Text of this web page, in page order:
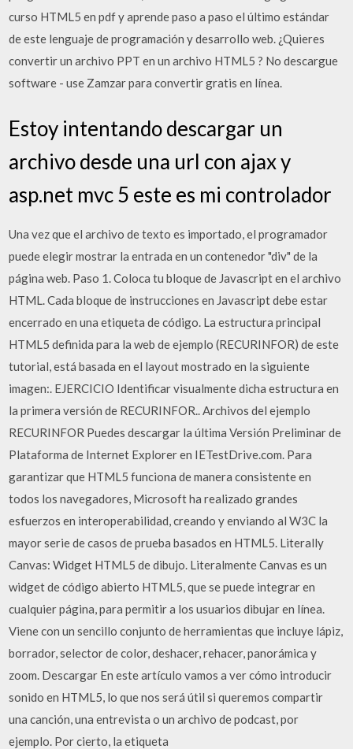
curso HTML5 en pdf y aprende paso a paso el último estándar
de este lenguaje de programación y desarrollo web. ¿Quieres
convertir un archivo PPT en un archivo HTML5 ? No descargue
software - use Zamzar para convertir gratis en línea.
Estoy intentando descargar un
archivo desde una url con ajax y
asp.net mvc 5 este es mi controlador
Una vez que el archivo de texto es importado, el programador
puede elegir mostrar la entrada en un contenedor "div" de la
página web. Paso 1. Coloca tu bloque de Javascript en el archivo
HTML. Cada bloque de instrucciones en Javascript debe estar
encerrado en una etiqueta de código. La estructura principal
HTML5 definida para la web de ejemplo (RECURINFOR) de este
tutorial, está basada en el layout mostrado en la siguiente
imagen:. EJERCICIO Identificar visualmente dicha estructura en
la primera versión de RECURINFOR.. Archivos del ejemplo
RECURINFOR Puedes descargar la última Versión Preliminar de
Plataforma de Internet Explorer en IETestDrive.com. Para
garantizar que HTML5 funciona de manera consistente en
todos los navegadores, Microsoft ha realizado grandes
esfuerzos en interoperabilidad, creando y enviando al W3C la
mayor serie de casos de prueba basados en HTML5. Literally
Canvas: Widget HTML5 de dibujo. Literalmente Canvas es un
widget de código abierto HTML5, que se puede integrar en
cualquier página, para permitir a los usuarios dibujar en línea.
Viene con un sencillo conjunto de herramientas que incluye lápiz,
borrador, selector de color, deshacer, rehacer, panorámica y
zoom. Descargar En este artículo vamos a ver cómo introducir
sonido en HTML5, lo que nos será útil si queremos compartir
una canción, una entrevista o un archivo de podcast, por
ejemplo. Por cierto, la etiqueta